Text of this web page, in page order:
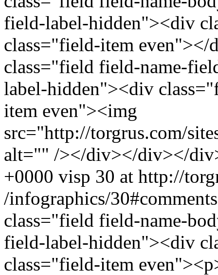
field-label-hidden"><div
class="field-item
class="field field-name-
label-hidden"><div
item even"><img
src="http://torgrus.com/
alt="" /></div></div></
+0000 visp 30 at http://
/infographics/30#comments
class="field field-name-
field-label-hidden"><div
class="field-item